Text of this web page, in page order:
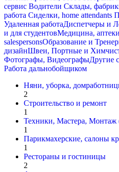
cервис Водители Склады,
работа Сиделки, home attendants
Удаленная работаДиспетчеры и
и для студентовМедицина, аптеки
salespersonsОбразование и
дизайнШвеи, Портные и
Фотографы, ВидеографыДругие
Работа дальнобойщиком
Няни, уборка,
2
Строительство и ремонт
1
Техники, Мастера, Монтаж
1
Парикмахерские, салоны
1
Рестораны и гостиницы
2